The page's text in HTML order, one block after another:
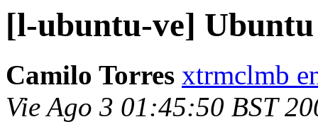
[l-ubuntu-ve]
Camilo Torres xtrmclmb
Vie Ago 3 01:45:50 BST